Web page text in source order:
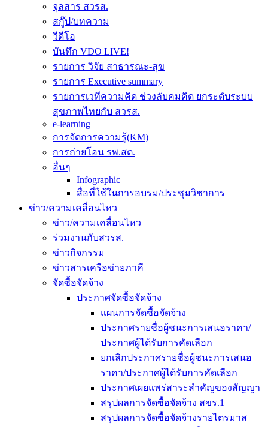
จุลสาร สวรส.
สกู๊ป/บทความ
วีดีโอ
บันทึก VDO LIVE!
รายการ วิจัย สาธารณะ-สุข
รายการ Executive summary
รายการเวทีความคิด ช่วงลับคมคิด ยกระดับระบบ
สุขภาพไทยกับ สวรส.
e-learning
การจัดการความรู้(KM)
การถ่ายโอน รพ.สต.
อื่นๆ
Infographic
สื่อที่ใช้ในการอบรม/ประชุมวิชาการ
ข่าว/ความเคลื่อนไหว
ข่าว/ความเคลื่อนไหว
ร่วมงานกับสวรส.
ข่าวกิจกรรม
ข่าวสารเครือข่ายภาคี
จัดซื้อจัดจ้าง
ประกาศจัดซื้อจัดจ้าง
แผนการจัดซื้อจัดจ้าง
ประกาศรายชื่อผู้ชนะการเสนอราคา/
ประกาศผู้ได้รับการคัดเลือก
ยกเลิกประกาศรายชื่อผู้ชนะการเสนอ
ราคา/ประกาศผู้ได้รับการคัดเลือก
ประกาศเผยแพร่สาระสำคัญของสัญญา
สรุปผลการจัดซื้อจัดจ้าง สขร.1
สรุปผลการจัดซื้อจัดจ้างรายไตรมาส